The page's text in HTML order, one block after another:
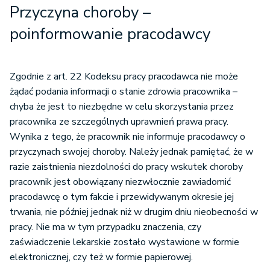
Przyczyna choroby –
poinformowanie pracodawcy
Zgodnie z art. 22 Kodeksu pracy pracodawca nie może
żądać podania informacji o stanie zdrowia pracownika –
chyba że jest to niezbędne w celu skorzystania przez
pracownika ze szczególnych uprawnień prawa pracy.
Wynika z tego, że pracownik nie informuje pracodawcy o
przyczynach swojej choroby. Należy jednak pamiętać, że w
razie zaistnienia niezdolności do pracy wskutek choroby
pracownik jest obowiązany niezwłocznie zawiadomić
pracodawcę o tym fakcie i przewidywanym okresie jej
trwania, nie później jednak niż w drugim dniu nieobecności w
pracy. Nie ma w tym przypadku znaczenia, czy
zaświadczenie lekarskie zostało wystawione w formie
elektronicznej, czy też w formie papierowej.